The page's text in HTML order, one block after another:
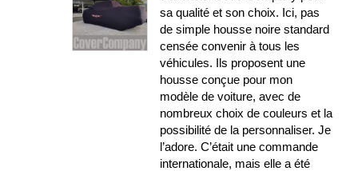
sa qualité et son choix. Ici, pas
de simple housse noire standard
censée convenir à tous les
véhicules. Ils proposent une
housse conçue pour mon
modèle de voiture, avec de
nombreux choix de couleurs et la
possibilité de la personnaliser. Je
l’adore. C’était une commande
internationale, mais elle a été